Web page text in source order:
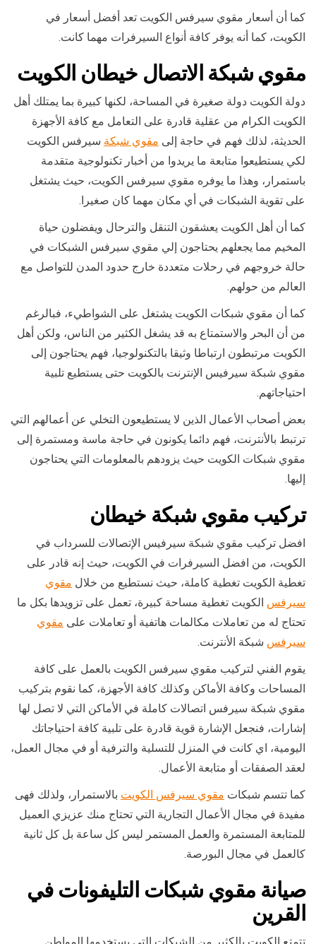
كما أن أسعار مقوي سيرفس الكويت تعد أفضل أسعار في
الكويت، كما أنه يوفر كافة أنواع السيرفرات مهما كانت.
مقوي شبكة الاتصال خيطان الكويت
دولة الكويت دولة صغيرة في المساحة، لكنها كبيرة بما يمتلك أهل
الكويت الكرام من عقلية قادرة على التعامل مع كافة الأجهزة
الحديثة، لذلك فهم في حاجة إلى مقوي شبكة سيرفس الكويت
لكي يستطيعوا متابعة ما يريدوا من أخبار تكنولوجية متقدمة
باستمرار، وهذا ما يوفره مقوي سيرفس الكويت، حيث يشتغل
على تقوية الشبكات في أي مكان مهما كان صغيرا.
كما أن أهل الكويت يعشقون التنقل والترحال ويفضلون حياة
المخيم مما يجعلهم يحتاجون إلي مقوي سيرفس الشبكات في
حالة خروجهم في رحلات متعددة خارج حدود المدن للتواصل مع
العالم من حولهم.
كما أن مقوي شبكات الكويت يشتغل على الشواطيء، فبالرغم
من أن البحر والاستمتاع به قد يشغل الكثير من الناس، ولكن أهل
الكويت مرتبطون ارتباطا وثيقا بالتكنولوجيا، فهم يحتاجون إلى
مقوي شبكة سيرفيس الإنترنت بالكويت حتى يستطيع تلبية
احتياجاتهم.
بعض أصحاب الأعمال الذين لا يستطيعون التخلي عن أعمالهم التي
ترتبط بالأنترنت، فهم دائما يكونون في حاجة ماسة ومستمرة إلى
مقوي شبكات الكويت حيث يزودهم بالمعلومات التي يحتاجون
إليها.
تركيب مقوي شبكة خيطان
افضل تركيب مقوي شبكة سيرفيس الإتصالات للسرداب في
الكويت، من افضل السيرفرات في الكويت، حيث إنه قادر على
تغطية الكويت تغطية كاملة، حيث نستطيع من خلال مقوي
سيرفس الكويت تغطية مساحة كبيرة، تعمل على تزويدها بكل ما
تحتاج له من تعاملات مكالمات هاتفية أو تعاملات على مقوي
سيرفس شبكة الأنترنت.
يقوم الفني لتركيب مقوي سيرفس الكويت بالعمل على كافة
المساحات وكافة الأماكن وكذلك كافة الأجهزة، كما نقوم بتركيب
مقوي شبكة سيرفس اتصالات كاملة في الأماكن التي لا تصل لها
إشارات، فنجعل الإشارة قوية قادرة على تلبية كافة احتياجاتك
اليومية، اي كانت في المنزل للتسلية والترفية أو في مجال العمل،
لعقد الصفقات أو متابعة الأعمال.
كما تتسم شبكات مقوي سيرفس الكويت بالاستمرار، ولذلك فهى
مفيدة في مجال الأعمال التجارية التي تحتاج منك عزيزي العميل
للمتابعة المستمرة والعمل المستمر ليس كل ساعة بل كل ثانية
كالعمل في مجال البورصة.
صيانة مقوي شبكات التليفونات في
القرين
تتمتع الكويت بالكثير من الشبكات التي يستخدمها المواطن